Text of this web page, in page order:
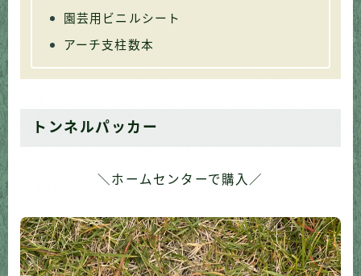
園芸用ビニルシート
アーチ支柱数本
トンネルパッカー
＼ホームセンターで購入／